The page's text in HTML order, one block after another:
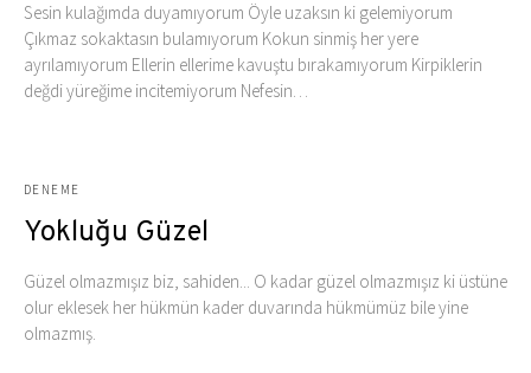
Sesin kulağımda duyamıyorum Öyle uzaksın ki gelemiyorum
Çıkmaz sokaktasın bulamıyorum Kokun sinmiş her yere
ayrılamıyorum Ellerin ellerime kavuştu bırakamıyorum Kirpiklerin
değdi yüreğime incitemiyorum Nefesin…
DENEME
Yokluğu Güzel
Güzel olmazmışız biz, sahiden... O kadar güzel olmazmışız ki üstüne
olur eklesek her hükmün kader duvarında hükmümüz bile yine
olmazmış.